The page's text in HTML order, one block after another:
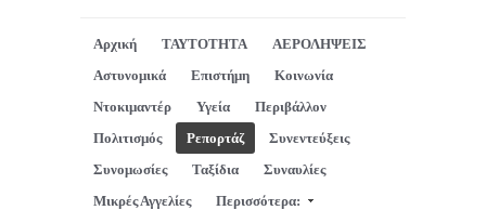
Αρχική ΤΑΥΤΟΤΗΤΑ
ΑΕΡΟΛΗΨΕΙΣ
Αστυνομικά
Επιστήμη
Κοινωνία
Ντοκιμαντέρ
Υγεία
Περιβάλλον
Πολιτισμός
Ρεπορτάζ
Συνεντεύξεις
Συνομωσίες
Ταξίδια
Συναυλίες
Μικρές Αγγελίες
Περισσότερα: